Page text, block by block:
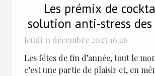
Les prémix de
solution anti-stress des
fin d'année !
Jeudi 11 décembre 2025 16:26
Les fêtes de fin d’année, tout le
c’est une partie de plaisir et, en